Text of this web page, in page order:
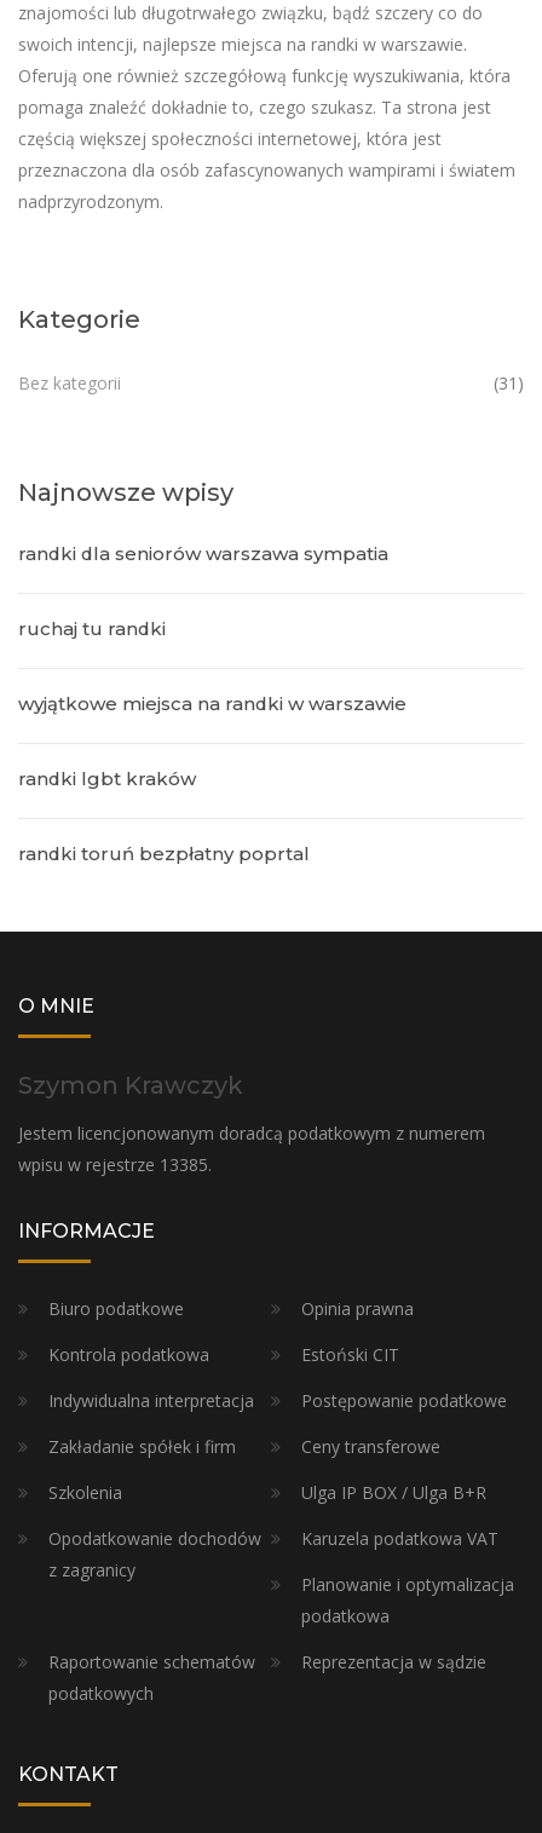
znajomości lub długotrwałego związku, bądź szczery co do
swoich intencji, najlepsze miejsca na randki w warszawie.
Oferują one również szczegółową funkcję wyszukiwania, która
pomaga znaleźć dokładnie to, czego szukasz. Ta strona jest
częścią większej społeczności internetowej, która jest
przeznaczona dla osób zafascynowanych wampirami i światem
nadprzyrodzonym.
Kategorie
Bez kategorii (31)
Najnowsze wpisy
randki dla seniorów warszawa sympatia
ruchaj tu randki
wyjątkowe miejsca na randki w warszawie
randki lgbt kraków
randki toruń bezpłatny poprtal
O MNIE
Szymon Krawczyk
Jestem licencjonowanym doradcą podatkowym z numerem
wpisu w rejestrze 13385.
INFORMACJE
Biuro podatkowe
Opinia prawna
Kontrola podatkowa
Estoński CIT
Indywidualna interpretacja
Postępowanie podatkowe
Zakładanie spółek i firm
Ceny transferowe
Szkolenia
Ulga IP BOX / Ulga B+R
Opodatkowanie dochodów
z zagranicy
Karuzela podatkowa VAT
Planowanie i optymalizacja
podatkowa
Raportowanie schematów
podatkowych
Reprezentacja w sądzie
KONTAKT